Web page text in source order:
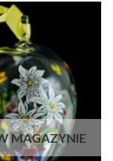
MAGAZYNIE